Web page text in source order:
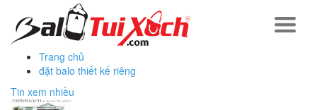
Trang chủ
đặt balo thiết kế riêng
Tin xem nhiều